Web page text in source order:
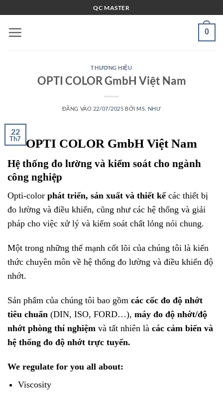
qua
nội
QC MASTER
0
THƯƠNG HIỆU
OPTI COLOR GmbH Việt Nam
ĐĂNG VÀO 22/07/2025 BỞI MS. NHƯ
22
Th7 OPTI COLOR GmbH Việt Nam
Hệ thống đo lường và kiểm soát cho ngành
công nghiệp
Opti-color phát triển, sản xuất và thiết kếcác thiết bị
đo lường và điều khiển, cũng như các hệ thống và giải
pháp cho việc xử lý và kiểm soát chất lỏng nói chung.
Một trong những thế mạnh cốt lõi của chúng tôi là kiến
thức chuyên môn về hệ thống đo lường và điều khiển độ
nhớt.
Sản phẩm của chúng tôi bao gồm các cốc đo độ nhớt
tiêu chuẩn (DIN, ISO, FORD…), máy đo độ nhớt/độ
nhớt phòng thí nghiệm và tất nhiên là các cảm biến và
hệ thống đo độ nhớt trực tuyến.
We regulate for you all about:
Viscosity